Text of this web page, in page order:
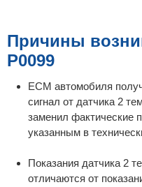
Причины
P0099
ECM автомобиля
сигнал от датчика 2
заменил фактические
указанным в
Показания датчика 2
отличаются от